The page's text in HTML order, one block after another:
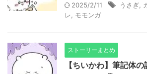
2025/2/11 うさぎ
レ
モモンガ
ストーリーまとめ
【ちいかわ】筆記体の